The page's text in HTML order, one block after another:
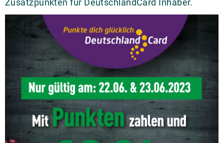
Zusatzpunkten für DeutschlandCard Inhaber.